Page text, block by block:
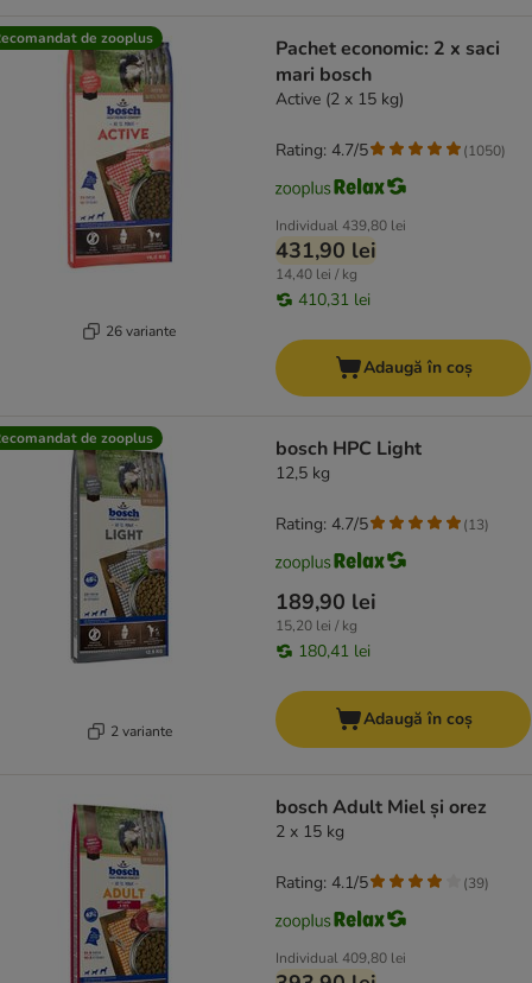
de zooplus
26 variante
Pachet economic: 2 x saci
mari bosch
Active (2 x 15 kg)
Individual439,80 lei
431,90 lei
14,40 lei / kg
410,31 lei
Rating: 4.7/5 (1050)
Adaugă în coș
de zooplus
2 variante
bosch HPC Light
12,5 kg
189,90 lei
15,20 lei / kg
180,41 lei
Rating: 4.7/5 (13)
Adaugă în coș
bosch Adult Miel și orez
2 x 15 kg
Individual409,80 lei
Rating: 4.1/5 (39)